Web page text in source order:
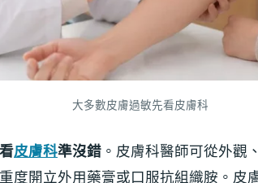
大多數皮膚過敏先看皮膚科
皮膚科準沒錯 。皮膚科醫師可從外觀
度開立外用藥膏或口服抗組織胺。皮